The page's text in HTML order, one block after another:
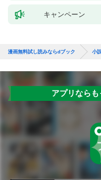
キャンペーン
漫画無料試し読みならdブック 小
アプリならも